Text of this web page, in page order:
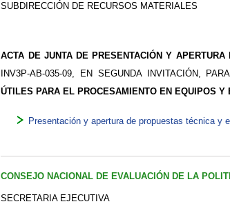
SUBDIRECCIÓN DE RECURSOS MATERIALES
ACTA DE JUNTA DE PRESENTACIÓN Y
INV3P-AB-035-09, EN SEGUNDA INVITACIÓN,
ÚTILES PARA EL PROCESAMIENTO EN EQUIPOS Y
Presentación y apertura de propuestas técnica y
CONSEJO NACIONAL DE EVALUACIÓN DE LA
SECRETARIA EJECUTIVA